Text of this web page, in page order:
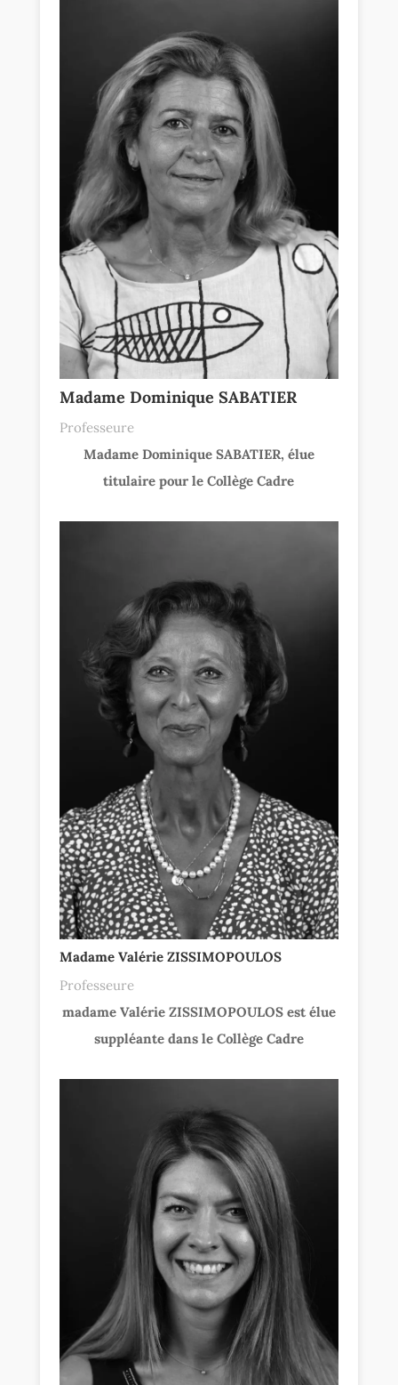
Madame Dominique SABATIER
Professeure
Madame Dominique SABATIER, élue
titulaire pour le Collège Cadre
Madame Valérie ZISSIMOPOULOS
Professeure
madame Valérie ZISSIMOPOULOS est élue
suppléante dans le Collège Cadre